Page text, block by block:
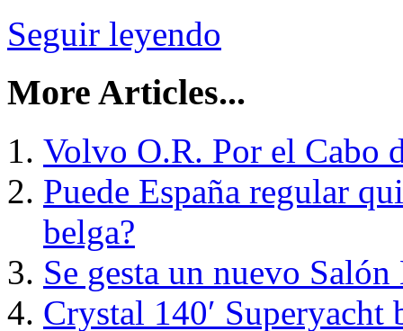
Seguir leyendo
More Articles...
Volvo O.R. Por el Cabo
Puede España regular
belga?
Se gesta un nuevo
Crystal 140′ Superyacht